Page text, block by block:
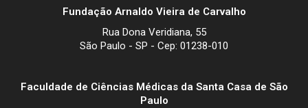
Fundação Arnaldo Vieira de Carvalho
Rua Dona Veridiana, 55
São Paulo - SP - Cep: 01238-010
Faculdade de Ciências Médicas da Santa Casa de São
Paulo